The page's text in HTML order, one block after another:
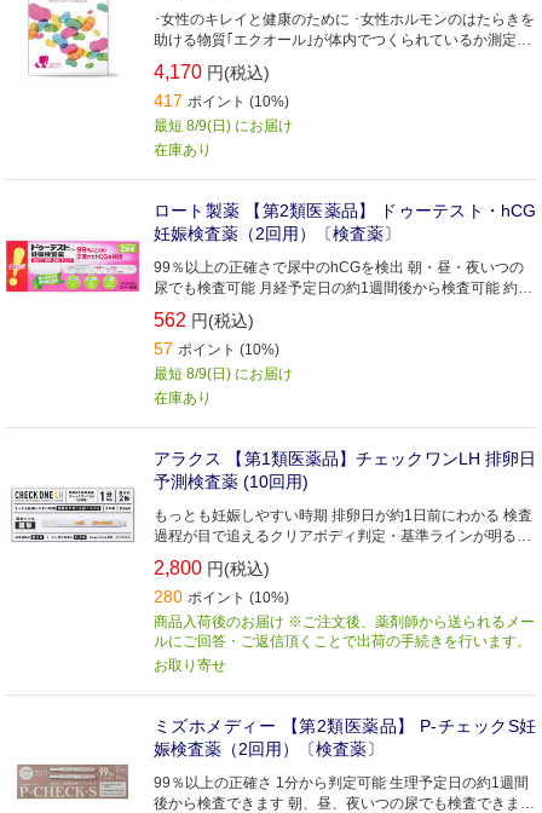
･女性のキレイと健康のために ･女性ホルモンのはたらきを
助ける物質｢エクオール｣が体内でつくられているか測定し
4,170 円(税込)
417 ポイント (10%)
最短 8/9(日) にお届け
在庫あり
ロート製薬 【第2類医薬品】 ドゥーテスト・hCG
妊娠検査薬（2回用）〔検査薬〕
99％以上の正確さで尿中のhCGを検出 朝・昼・夜いつの
尿でも検査可能 月経予定日の約1週間後から検査可能 約1
562 円(税込)
57 ポイント (10%)
最短 8/9(日) にお届け
在庫あり
アラクス 【第1類医薬品】チェックワンLH 排卵日
予測検査薬 (10回用)
もっとも妊娠しやすい時期 排卵日が約1日前にわかる 検査
過程が目で追えるクリアボディ判定・基準ラインが明るい
2,800 円(税込)
280 ポイント (10%)
商品入荷後のお届け ※ご注文後、薬剤師から送られるメー
ルにご回答・ご返信頂くことで出荷の手続きを行います。
お取り寄せ
ミズホメディー 【第2類医薬品】 P-チェックS妊
娠検査薬（2回用）〔検査薬〕
99％以上の正確さ 1分から判定可能 生理予定日の約1週間
後から検査できます 朝、昼、夜いつの尿でも検査できます